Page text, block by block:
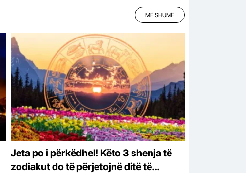
MË SHUMË
Jeta po i përkëdhel! Këto 3 shenja të
zodiakut do të përjetojnë ditë të